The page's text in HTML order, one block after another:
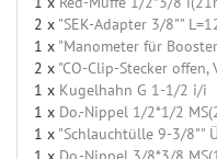
2 x "SEK-Adapter 3/8""
1 x "Manometer für
2 x "CO-Clip-Stecker offen,
1 x Kugelhahn G 1-1/2 i/i
1 x Do.-Nippel 1/2*1/2
1 x "Schlauchtülle 9-3/8""